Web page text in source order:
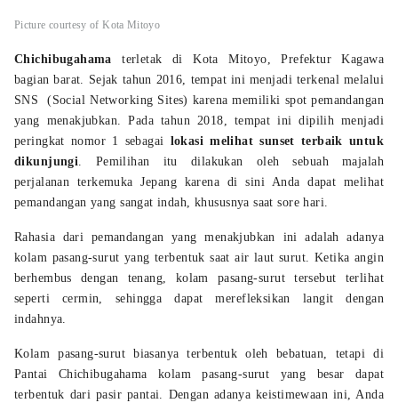
Picture courtesy of Kota Mitoyo
Chichibugahama terletak di Kota Mitoyo, Prefektur Kagawa
bagian barat. Sejak tahun 2016, tempat ini menjadi terkenal melalui
SNS (Social Networking Sites) karena memiliki spot pemandangan
yang menakjubkan. Pada tahun 2018, tempat ini dipilih menjadi
peringkat nomor 1 sebagai lokasi melihat sunset terbaik untuk
dikunjungi. Pemilihan itu dilakukan oleh sebuah majalah
perjalanan terkemuka Jepang karena di sini Anda dapat melihat
pemandangan yang sangat indah, khususnya saat sore hari.
Rahasia dari pemandangan yang menakjubkan ini adalah adanya
kolam pasang-surut yang terbentuk saat air laut surut. Ketika angin
berhembus dengan tenang, kolam pasang-surut tersebut terlihat
seperti cermin, sehingga dapat merefleksikan langit dengan
indahnya.
Kolam pasang-surut biasanya terbentuk oleh bebatuan, tetapi di
Pantai Chichibugahama kolam pasang-surut yang besar dapat
terbentuk dari pasir pantai. Dengan adanya keistimewaan ini, Anda